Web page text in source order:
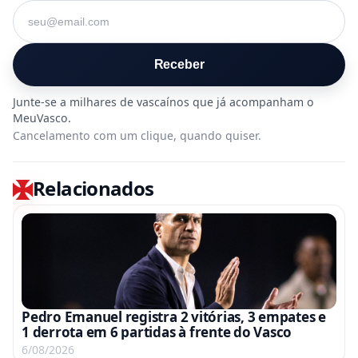
Seu e-mail
Receber
Cancelamento com um clique, quando quiser.
Relacionados
Pedro Emanuel registra 2 vitórias, 3 empates e
1 derrota em 6 partidas à frente do Vasco
6/08/2026